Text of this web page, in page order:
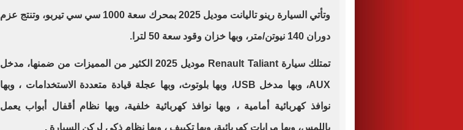
وتأتي السيارة رينو تاليانت موديل 2025 بمحرك سعة 1000 سي سي تيربو، وتنتج عزم
دوران 140 نيوتن/متر، وبها خزان وقود سعة 50 لترا.
تمتلك سيارة Renault Taliant موديل 2025 الكثير من المميزات من ضمنها، مدخل
AUX، وبها مدخل USB، وبها بلوتوث، وبها عجلة قيادة متعددة الاستخدامات ، وبها
نوافذ كهربائية أمامية ، وبها نوافذ كهربائية خلفية، وبها نظام أقفال أبواب يعمل
باللمس، وبها مرايات كهربائية، وبها تكييف ، وبها نظام ذكى لركن السيارة .